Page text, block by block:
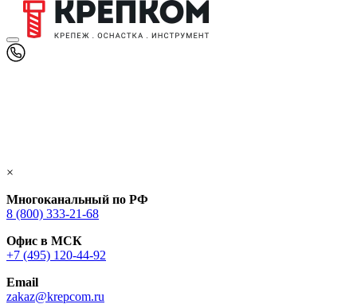
×
Многоканальный по РФ
8 (800) 333‑21-68
Офис в МСК
+7 (495) 120-44-92
Email
zakaz@krepcom.ru